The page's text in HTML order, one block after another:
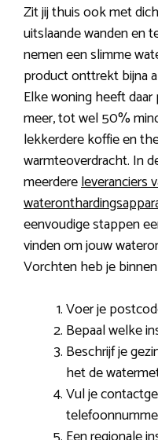
Zit jij thuis ook met
uitslaande wanden en
nemen een slimme
product onttrekt bijna
Elke woning heeft
meer, tot wel 50%
lekkerdere koffie en
warmteoverdracht. In
meerdereleveranciers
eenvoudige stappen
vinden om jouw
Vorchten heb je
Voer je
Bepaal welke
Beschrijf je
het de
Vul je